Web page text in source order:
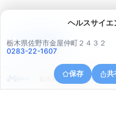
ヘルスサイエ
栃木県佐野市金屋仲町２４３２
0283-22-1607
保存 共
栃木県佐野市伊保内町
アプリで見る